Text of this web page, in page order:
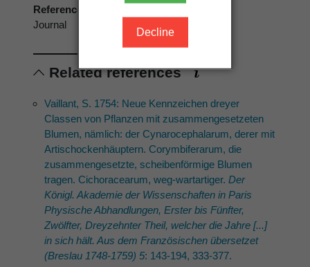
Decline
Reference type
Journal
Related references
Vaillant, S. 1754: Neue Kennzeichen dreyer
Classen von Pflanzen mit zusammengesetzeten
Blumen, nämlich: der Cynarocephalarum, derer mit
Artischockenhäuptern. Corymbiferarum, die
zusammengesetzte, scheibenförmige Blumen
tragen. Cichoracearum, weg-wartartiger. Der
Königl. Akademie der Wissenschaften in Paris
Physische Abhandlungen, Erster bis Fünfter,
Zwölfter, Dreyzehnter Theil, welcher die Jahre [...]
in sich hält. Aus dem Französischen übersetzet
(Breslau 1748-1759) 5: 143-194, 333-377.